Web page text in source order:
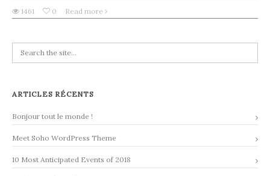
1461 0 Read more
ARTICLES RÉCENTS
Bonjour tout le monde !
Meet Soho WordPress Theme
10 Most Anticipated Events of 2018